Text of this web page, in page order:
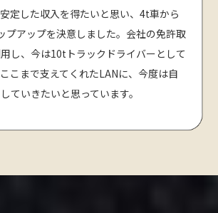
定した収入を得たいと思い、4t車から
プアップを決意しました。会社の免許取
し、今は10tトラックドライバーとして
こまで支えてくれたLANに、今度は自
ていきたいと思っています。